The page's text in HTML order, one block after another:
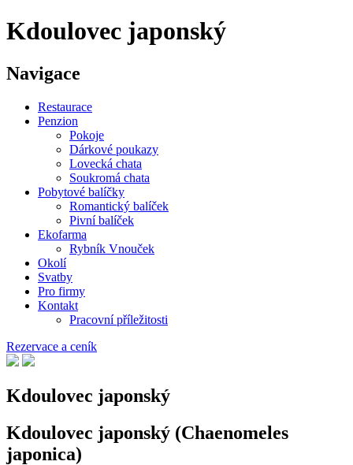
Kdoulovec japonský
Navigace
Restaurace
Penzion
Pokoje
Dárkové poukazy
Lovecká chata
Soukromá chata
Pobytové balíčky
Romantický balíček
Pivní balíček
Ekofarma
Rybník Vnouček
Okolí
Svatby
Pro firmy
Kontakt
Pracovní příležitosti
Rezervace a ceník
Kdoulovec japonský
Kdoulovec japonský (Chaenomeles
japonica)